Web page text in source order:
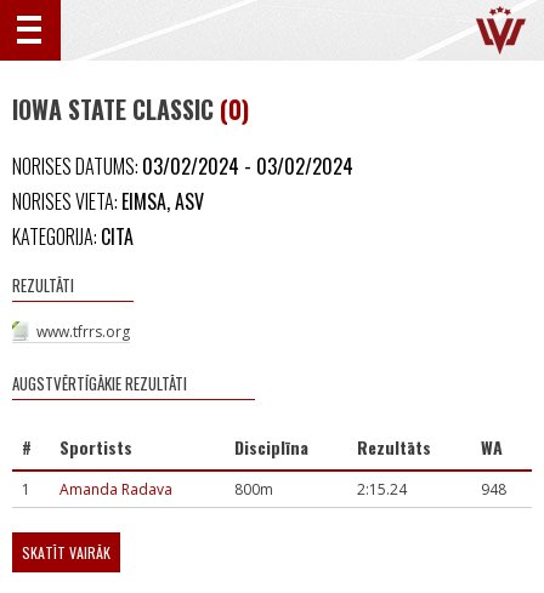
IOWA STATE CLASSIC (0)
NORISES DATUMS: 03/02/2024 - 03/02/2024
NORISES VIETA: EIMSA, ASV
KATEGORIJA: CITA
REZULTĀTI
www.tfrrs.org
AUGSTVĒRTĪGĀKIE REZULTĀTI
# Sportists Disciplīna Rezultāts WA
1 Amanda Radava 800m 2:15.24 948
SKATĪT VAIRĀK